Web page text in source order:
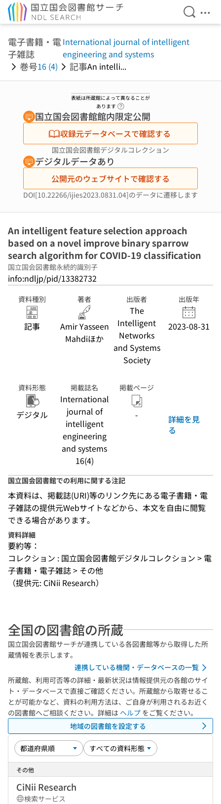
検索を
メ
電子書籍・電
子雑誌
International journal of intelligent
engineering and systems
巻号16 (4) 記事An intelli...
表紙は所蔵館によって異なることが
あります
国立国会図書館館内限定公開
収録元データベースで確認する
国立国会図書館デジタルコレクション
デジタルデータあり
公開元のウェブサイトで確認する
DOI[10.22266/ijies2023.0831.04]のデータに遷移します
An intelligent feature selection approach
based on a novel improve binary sparrow
search algorithm for COVID-19 classification
国立国会図書館永続的識別子
info:ndljp/pid/13382732
資料種別
記事
著者
Amir Yasseen
Mahdiほか
出版者
The
Intelligent
Networks
and Systems
Society
出版年
2023-08-31
資料形態
デジタル
掲載誌名
International
journal of
intelligent
engineering
and systems
16(4)
掲載ページ
-
詳細を見
る
国立国会図書館での利用に関する注記
本資料は、掲載誌(URI)等のリンク先にある電子書籍・電
子雑誌の提供元Webサイトなどから、本文を自由に閲覧
できる場合があります。
資料詳細
要約等：
コレクション : 国立国会図書館デジタルコレクション > 電
子書籍・電子雑誌 > その他
（提供元: CiNii Research）
全国の図書館の所蔵
国立国会図書館サーチが連携している各図書館等から取得した所
蔵情報を表示します。
連携している機関・データベースの一覧
所蔵館、利用可否等の詳細・最新状況は情報提供元の各館のサイ
ト・データベースで直接ご確認ください。所蔵館から取寄せるこ
とが可能かなど、資料の利用方法は、ご自身が利用されるお近く
の図書館へご相談ください。詳細は ヘルプ をご覧ください。
地域の図書館を設定する
その他
CiNii Research
検索サービス